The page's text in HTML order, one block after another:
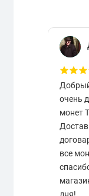
очень
монет
все